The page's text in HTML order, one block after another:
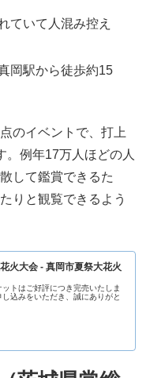
ていて人混み控え
岡駅から徒歩約15
のイベントで、打上
。例年17万人ほどの人
して鑑賞できるた
りと観覧できるよう
火大会 - 真岡市夏祭大花火
トはご好評につき完売いたしま
込みをいただき、誠にありがと